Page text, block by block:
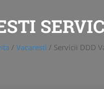
/ Vacaresti / Servicii DDD